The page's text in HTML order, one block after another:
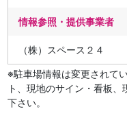
情報参照・提供事業者
（株）スペース２４
※駐車場情報は変更されて
ト、現地のサイン・看板
下さい。